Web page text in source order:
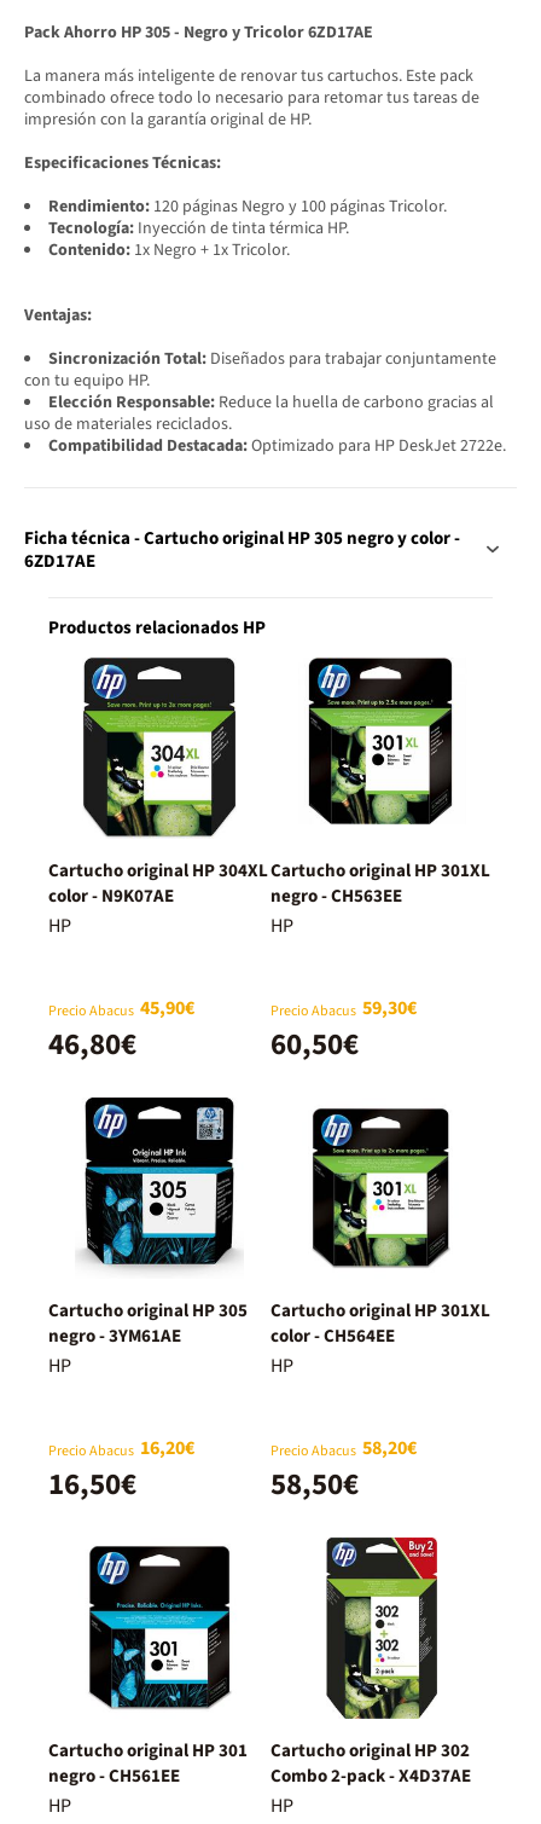
Pack Ahorro HP 305 - Negro y Tricolor 6ZD17AE
La manera más inteligente de renovar tus cartuchos. Este pack
combinado ofrece todo lo necesario para retomar tus tareas de
impresión con la garantía original de HP.
Especificaciones Técnicas:
Rendimiento: 120 páginas Negro y 100 páginas Tricolor.
Tecnología: Inyección de tinta térmica HP.
Contenido: 1x Negro + 1x Tricolor.
Ventajas:
Sincronización Total: Diseñados para trabajar conjuntamente
con tu equipo HP.
Elección Responsable: Reduce la huella de carbono gracias al
uso de materiales reciclados.
Compatibilidad Destacada:Optimizado para HP DeskJet 2722e.
Ficha técnica - Cartucho original HP 305 negro y color -
6ZD17AE
Productos relacionados HP
Cartucho original HP 304XL
color - N9K07AE
HP
Precio Abacus 45,90€
46,80€
Cartucho original HP 301XL
negro - CH563EE
HP
Precio Abacus 59,30€
60,50€
Cartucho original HP 305
negro - 3YM61AE
HP
Precio Abacus 16,20€
16,50€
Cartucho original HP 301XL
color - CH564EE
HP
Precio Abacus 58,20€
58,50€
Cartucho original HP 301
negro - CH561EE
HP
Cartucho original HP 302
Combo 2-pack - X4D37AE
HP